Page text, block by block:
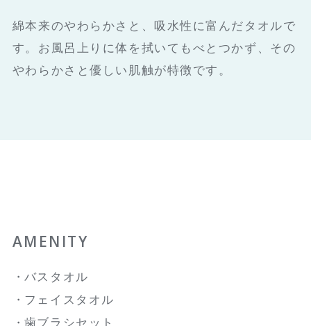
綿本来のやわらかさと、吸水性に富んだタオルで
す。お風呂上りに体を拭いてもべとつかず、その
やわらかさと優しい肌触が特徴です。
AMENITY
バスタオル
フェイスタオル
歯ブラシセット